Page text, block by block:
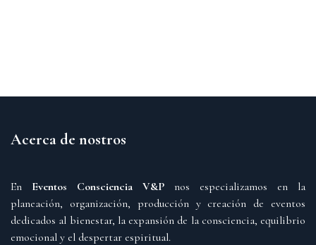
Acerca de nostros
En Eventos Consciencia V&P nos especializamos en la
planeación, organización, producción y creación de eventos
dedicados al bienestar, la expansión de la consciencia, equilibrio
emocional y el despertar espiritual.